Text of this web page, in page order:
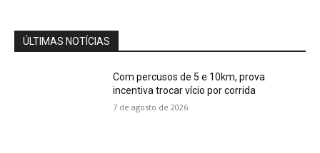
ÚLTIMAS NOTÍCIAS
Com percusos de 5 e 10km, prova
incentiva trocar vício por corrida
7 de agosto de 2026